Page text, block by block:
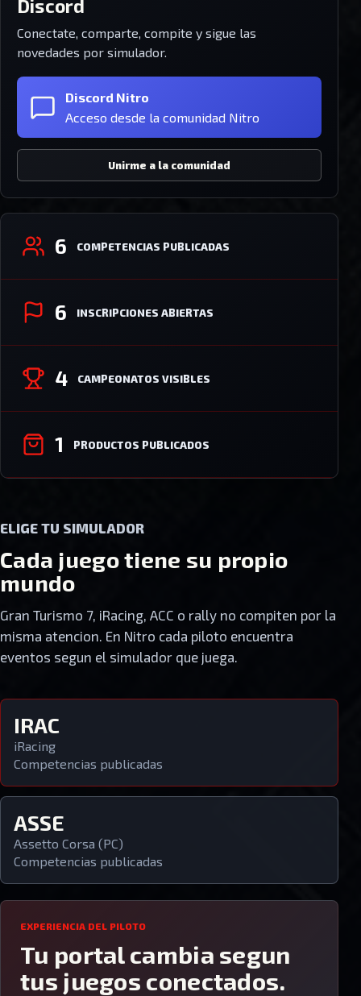
Discord
Conectate, comparte, compite y sigue las
novedades por simulador.
Discord Nitro
Acceso desde la comunidad Nitro
Unirme a la comunidad
6 COMPETENCIAS PUBLICADAS
6 INSCRIPCIONES ABIERTAS
4 CAMPEONATOS VISIBLES
1 PRODUCTOS PUBLICADOS
ELIGE TU SIMULADOR
Cada juego tiene su propio
mundo
Gran Turismo 7, iRacing, ACC o rally no compiten por la
misma atencion. En Nitro cada piloto encuentra
eventos segun el simulador que juega.
IRAC
iRacing
Competencias publicadas
ASSE
Assetto Corsa (PC)
Competencias publicadas
EXPERIENCIA DEL PILOTO
Tu portal cambia segun
tus juegos conectados.